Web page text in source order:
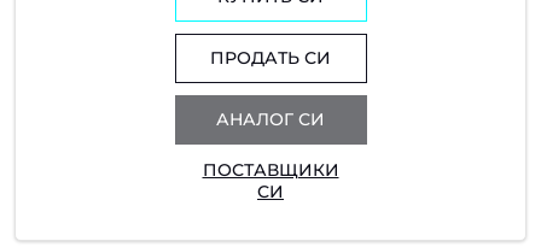
ПРОДАТЬ СИ
АНАЛОГ СИ
ПОСТАВЩИКИ
СИ